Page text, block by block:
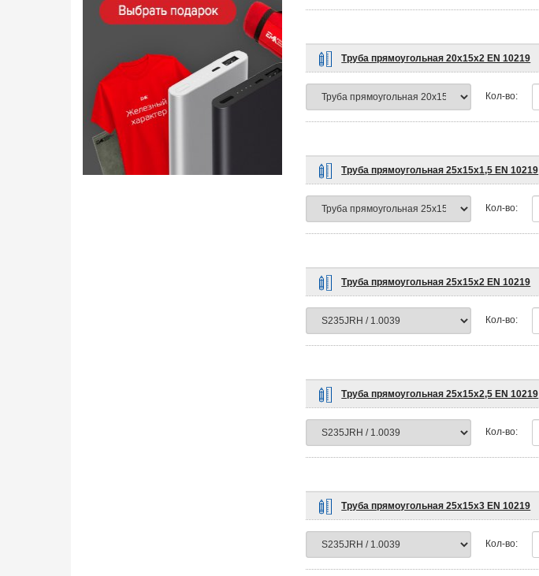
Труба прямоугольная 20х15х2 EN 10219
Кол-во:
Труба прямоугольная 25х15х1,5 EN 10219
Кол-во:
Труба прямоугольная 25х15х2 EN 10219
Кол-во:
Труба прямоугольная 25х15х2,5 EN 10219
Кол-во:
Труба прямоугольная 25х15х3 EN 10219
Кол-во: